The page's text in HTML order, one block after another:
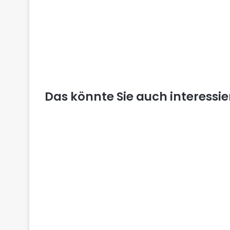
Das könnte Sie auch